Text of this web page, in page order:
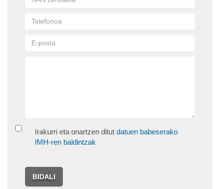
Irakurri eta onartzen ditut datuen babeserako
IMH-ren baldintzak
BIDALI